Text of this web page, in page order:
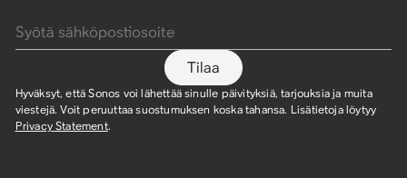
Tilaa
Hyväksyt, että Sonos voi lähettää sinulle päivityksiä, tarjouksia ja muita
viestejä. Voit peruuttaa suostumuksen koska tahansa. Lisätietoja löytyy
Privacy Statement.